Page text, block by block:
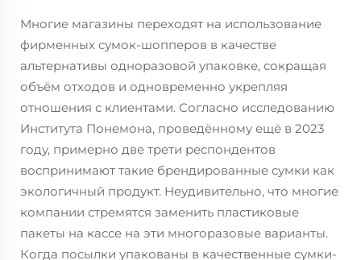
Многие магазины переходят на использование
фирменных сумок-шопперов в качестве
альтернативы одноразовой упаковке, сокращая
объём отходов и одновременно укрепляя
отношения с клиентами. Согласно исследованию
Института Понемона, проведённому ещё в 2023
году, примерно две трети респондентов
воспринимают такие брендированные сумки как
экологичный продукт. Неудивительно, что многие
компании стремятся заменить пластиковые
пакеты на кассе на эти многоразовые варианты.
Когда посылки упакованы в качественные сумки-